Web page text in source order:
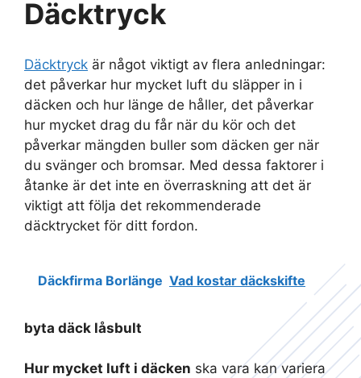
Däcktryck
Däcktryck är något viktigt av flera anledningar:
det påverkar hur mycket luft du släpper in i
däcken och hur länge de håller, det påverkar
hur mycket drag du får när du kör och det
påverkar mängden buller som däcken ger när
du svänger och bromsar. Med dessa faktorer i
åtanke är det inte en överraskning att det är
viktigt att följa det rekommenderade
däcktrycket för ditt fordon.
Däckfirma Borlänge Vad kostar däckskifte
byta däck låsbult
Hur mycket luft i däcken ska vara kan variera